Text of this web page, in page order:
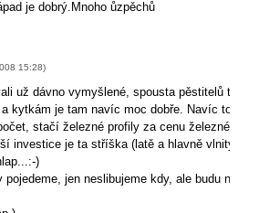
je dobrý.Mnoho ůzpěchů
15:28)
už dávno vymyšlené, spousta pěstitelů
kytkám je tam navíc moc dobře. Navíc to
stačí železné profily za cenu železného
investice je ta stříška (latě a hlavně vlnitý
)
pojedeme, jen neslibujeme kdy, ale budu na